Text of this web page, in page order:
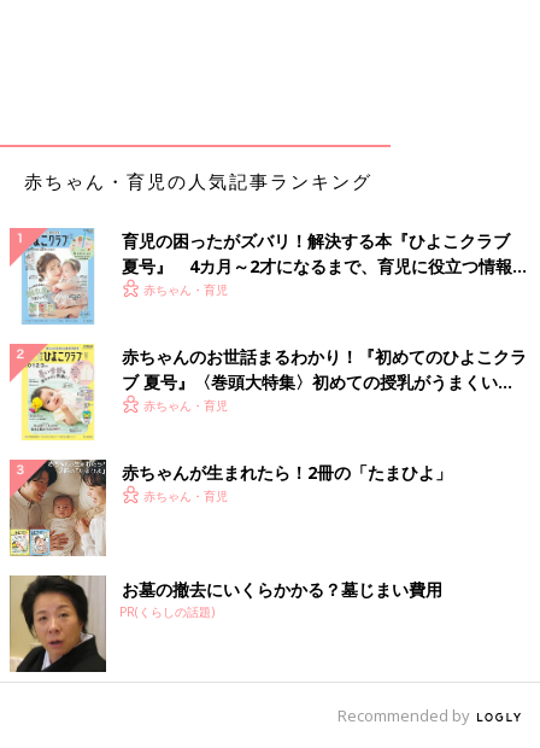
赤ちゃん・育児の人気記事ランキング
育児の困ったがズバリ！解決する本『ひよこクラブ
夏号』 4カ月～2才になるまで、育児に役立つ情報が
いっぱい！
赤ちゃん・育児
赤ちゃんのお世話まるわかり！『初めてのひよこクラ
ブ 夏号』〈巻頭大特集〉初めての授乳がうまくい
く！ おっぱい・ミルクの基本と夏のトラブル 解決テ
赤ちゃん・育児
赤ちゃんが生まれたら！2冊の「たまひよ」
赤ちゃん・育児
お墓の撤去にいくらかかる？墓じまい費用
PR(くらしの話題)
Recommended by